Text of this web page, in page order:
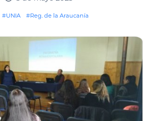
#UNIA #Reg. de la Araucanía